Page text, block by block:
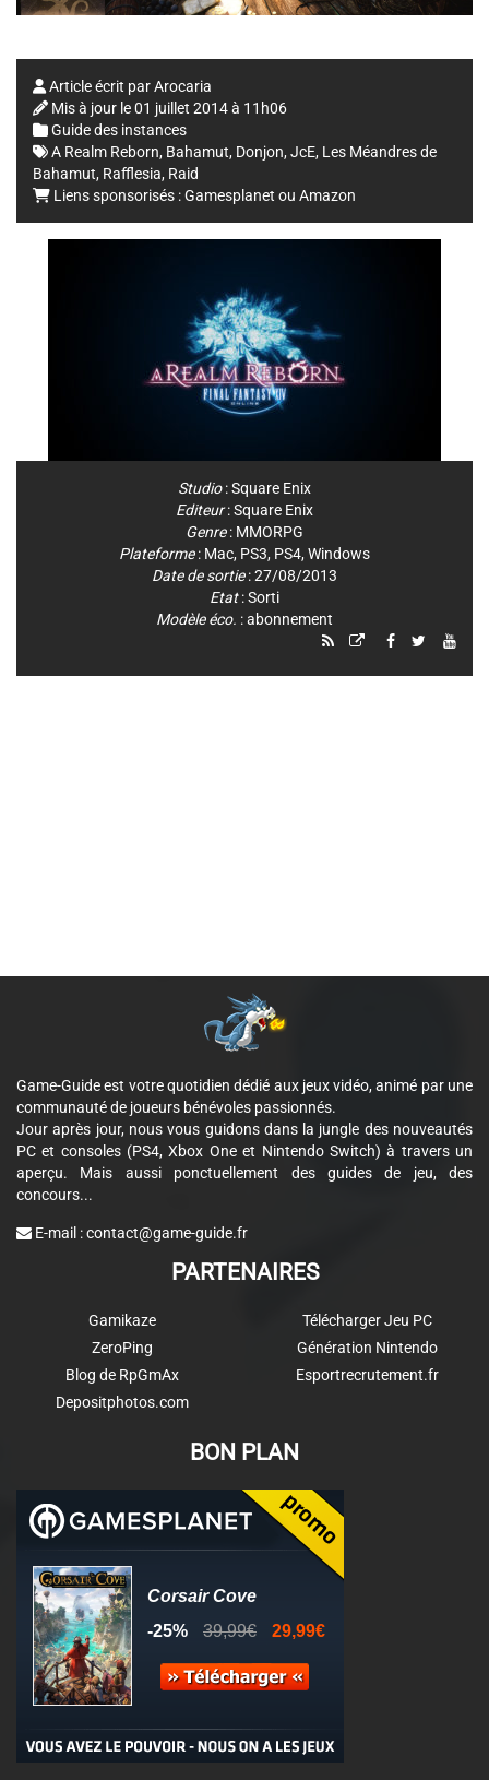
Article écrit parArocaria
Mis à jour le01 juillet 2014 à 11h06
Guide des instances
A Realm Reborn, Bahamut, Donjon, JcE, Les Méandres de
Bahamut, Rafflesia, Raid
Liens sponsorisés :Gamesplanet ou Amazon
Studio:Square Enix
Editeur:Square Enix
Genre: MMORPG
Plateforme: Mac, PS3, PS4, Windows
Date de sortie: 27/08/2013
Etat: Sorti
Modèle éco. : abonnement
Game-Guide est votre quotidien dédié aux jeux vidéo, animé par une
communauté de joueurs bénévoles passionnés.
Jour après jour, nous vous guidons dans la jungle des nouveautés
PC et consoles (PS4, Xbox One et Nintendo Switch) à travers un
aperçu. Mais aussi ponctuellement des guides de jeu, des
concours...
E-mail :contact@game-guide.fr
PARTENAIRES
Gamikaze
ZeroPing
Blog de RpGmAx
Depositphotos.com
Télécharger Jeu PC
Génération Nintendo
Esportrecrutement.fr
BON PLAN